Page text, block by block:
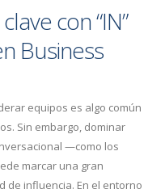
con “IN”
Business
equipos es algo común
Sin embargo, dominar
—como los
marcar una gran
de influencia. En el entorno